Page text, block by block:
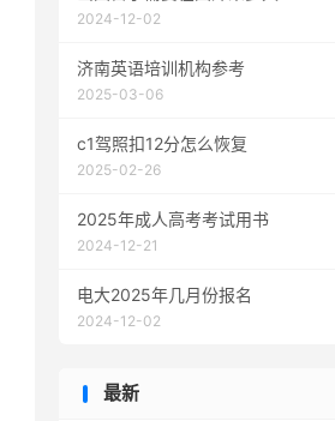
2024-12-02
济南英语培训机构参考
2025-03-06
c1驾照扣12分怎么恢复
2025-02-26
2025年成人高考考试用书
2024-12-21
电大2025年几月份报名
2024-12-02
最新